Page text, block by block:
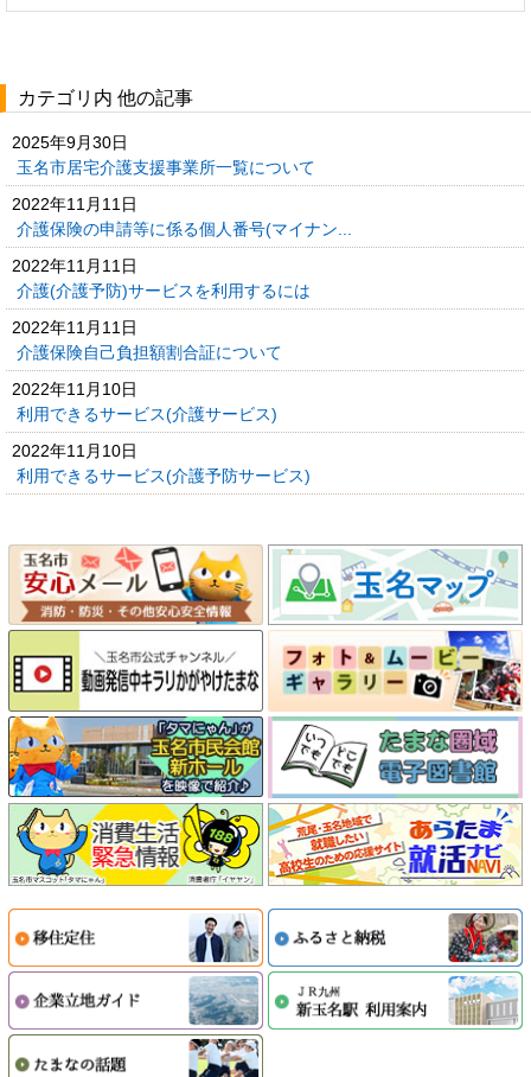
カテゴリ内 他の記事
2025年9月30日
玉名市居宅介護支援事業所一覧について
2022年11月11日
介護保険の申請等に係る個人番号(マイナン...
2022年11月11日
介護(介護予防)サービスを利用するには
2022年11月11日
介護保険自己負担額割合証について
2022年11月10日
利用できるサービス(介護サービス)
2022年11月10日
利用できるサービス(介護予防サービス)